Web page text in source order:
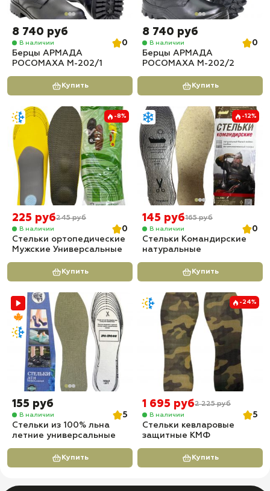
8 740 руб
В наличии
0
Берцы АРМАДА
РОСОМАХА М-202/1
Купить
8 740 руб
В наличии
0
Берцы АРМАДА
РОСОМАХА М-202/2
Купить
-8%
225 руб245 руб
В наличии
0
Стельки ортопедические
Мужские Универсальные
Купить
-12%
145 руб165 руб
В наличии
0
Стельки Командирские
натуральные
Купить
155 руб
В наличии
5
Стельки из 100% льна
летние универсальные
Купить
-24%
1 695 руб2 225 руб
В наличии
5
Стельки кевларовые
защитные КМФ
Купить